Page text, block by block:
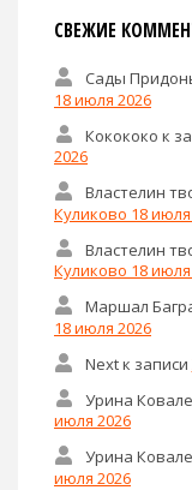
СВЕЖИЕ
Сады
18 июля 2026
Кокококо к
2026
Властелин
Куликово 18 июля
Властелин
Куликово 18 июля
Маршал
18 июля 2026
Nextк записи
Урина
июля 2026
Урина
июля 2026